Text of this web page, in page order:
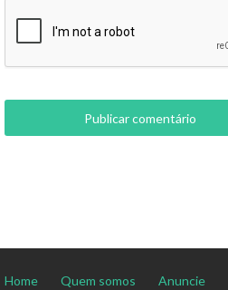
Home Quem somos Anuncie